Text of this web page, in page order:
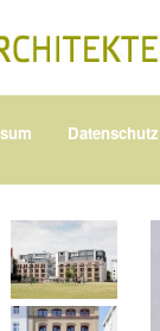
Datenschutz